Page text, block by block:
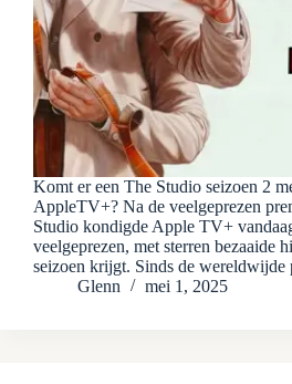
Komt er een The Studio seizoen 2
AppleTV+? Na de veelgeprezen
Studio kondigde Apple TV+
veelgeprezen, met sterren bezaaide
seizoen krijgt. Sinds de
Glenn
mei 1, 2025